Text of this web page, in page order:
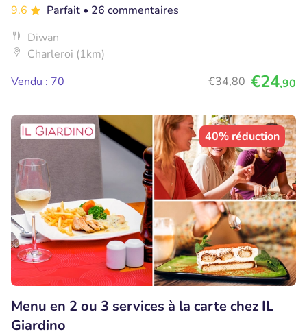
9.6
Parfait • 26 commentaires
Diwan
Charleroi (1km)
Vendu : 70
€34,80 €24,90
40% réduction
Menu en 2 ou 3 services à la carte chez IL
Giardino